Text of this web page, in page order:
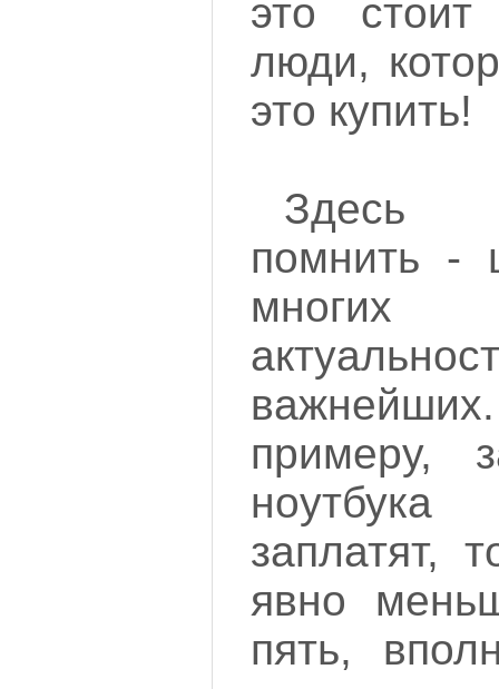
это
люди,
это купить!
Здесь
помнить -
многих
примеру,
заплатят,
явно
пять,